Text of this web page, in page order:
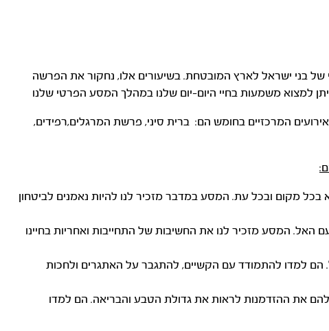
בני ישראל לארץ המובטחת. בשיעורים אלו, נחקור את הפרשה
למצוא משמעות בחיי היום-יום שלנו במהלך המסע הפרטי שלנו
המרכזיים בחומש הם: ברית סיני, פרשת המרגלים,רפידים,
מקום ובכל עת. המסע במדבר מזכיר לנו להיות נאמנים לביטחון
האל. המסע מזכיר לנו את החשיבות של התחייבות ואחריות בחיינו
למדו להתמודד עם הקשיים, להתגבר על האתגרים ולחכות
את ההזדמנות לראות את גדולת הטבע והבריאה. הם למדו